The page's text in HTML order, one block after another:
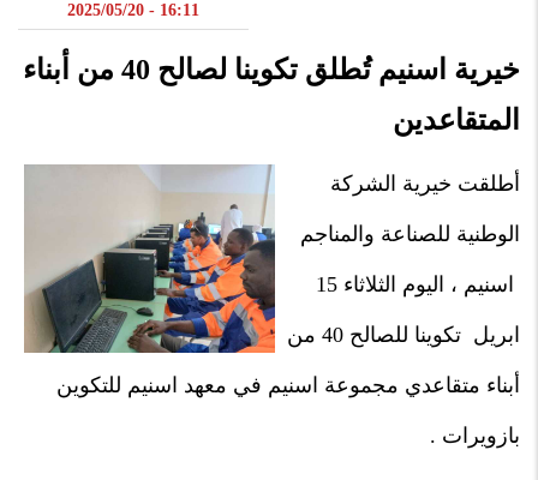
16:11 - 2025/05/20
خيرية اسنيم تُطلق تكوينا لصالح 40 من أبناء
المتقاعدين
أطلقت خيرية الشركة
الوطنية للصناعة والمناجم
اسنيم ، اليوم الثلاثاء 15
ابريل تكوينا للصالح 40 من
أبناء متقاعدي مجموعة اسنيم في معهد اسنيم للتكوين
بازويرات .